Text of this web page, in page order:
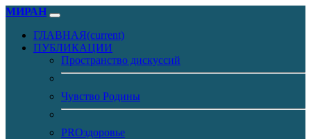
МИРАН
ГЛАВНАЯ(current)
ПУБЛИКАЦИИ
Пространство дискуссий
Чувство Родины
PROздоровье